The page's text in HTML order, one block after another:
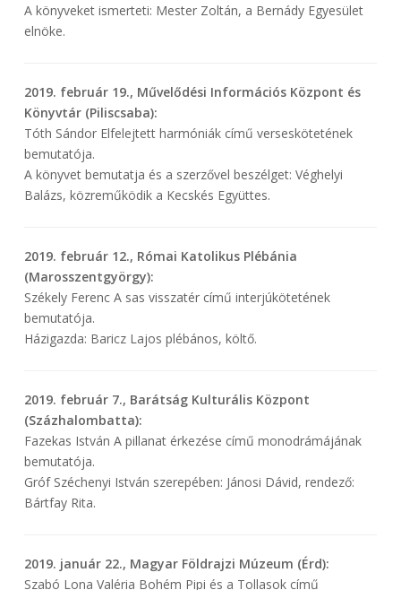
A könyveket ismerteti: Mester Zoltán, a Bernády Egyesület
elnöke.
2019. február 19., Művelődési Információs Központ és
Könyvtár (Piliscsaba):
Tóth Sándor Elfelejtett harmóniák című verseskötetének
bemutatója.
A könyvet bemutatja és a szerzővel beszélget: Véghelyi
Balázs, közreműködik a Kecskés Együttes.
2019. február 12., Római Katolikus Plébánia
(Marosszentgyörgy):
Székely Ferenc A sas visszatér című interjúkötetének
bemutatója.
Házigazda: Baricz Lajos plébános, költő.
2019. február 7., Barátság Kulturális Központ
(Százhalombatta):
Fazekas István A pillanat érkezése című monodrámájának
bemutatója.
Gróf Széchenyi István szerepében: Jánosi Dávid, rendező:
Bártfay Rita.
2019. január 22., Magyar Földrajzi Múzeum (Érd):
Szabó Lona Valéria Bohém Pipi és a Tollasok című